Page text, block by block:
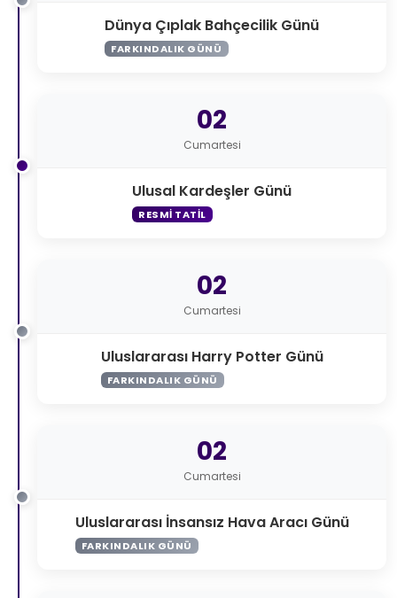
Dünya Çıplak Bahçecilik Günü
FARKINDALIK GÜNÜ
02
Cumartesi
Ulusal Kardeşler Günü
RESMI TATIL
02
Cumartesi
Uluslararası Harry Potter Günü
FARKINDALIK GÜNÜ
02
Cumartesi
Uluslararası İnsansız Hava Aracı Günü
FARKINDALIK GÜNÜ